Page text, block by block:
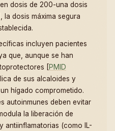
dosis de 200-una dosis
la dosis máxima segura
incluyen pacientes
que, aunque se han
[PMID
de sus alcaloides y
hígado comprometido.
autoinmunes deben evitar
la liberación de
antiinflamatorias (como IL-